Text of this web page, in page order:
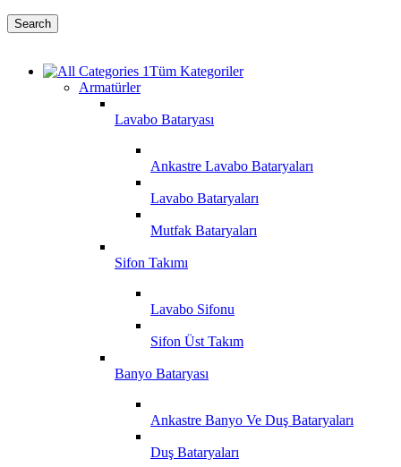
Search
Tüm Kategoriler
Armatürler
Lavabo Bataryası
Ankastre Lavabo Bataryaları
Lavabo Bataryaları
Mutfak Bataryaları
Sifon Takımı
Lavabo Sifonu
Sifon Üst Takım
Banyo Bataryası
Ankastre Banyo Ve Duş Bataryaları
Duş Bataryaları